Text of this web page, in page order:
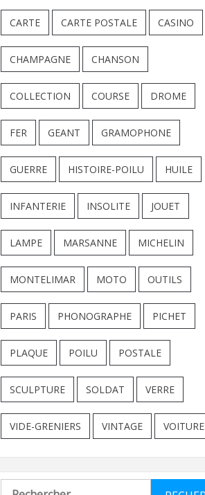
CARTE CARTE POSTALE CASINO
CHAMPAGNE CHANSON
COLLECTION COURSE DROME
FER GEANT GRAMOPHONE
GUERRE HISTOIRE-POILU HUILE
INFANTERIE INSOLITE JOUET
LAMPE MARSANNE MICHELIN
MONTELIMAR MOTO OUTILS
PARIS PHONOGRAPHE PICHET
PLAQUE POILU POSTALE
SCULPTURE SOLDAT VERRE
VIDE-GRENIERS VINTAGE VOITURE
Rechercher :